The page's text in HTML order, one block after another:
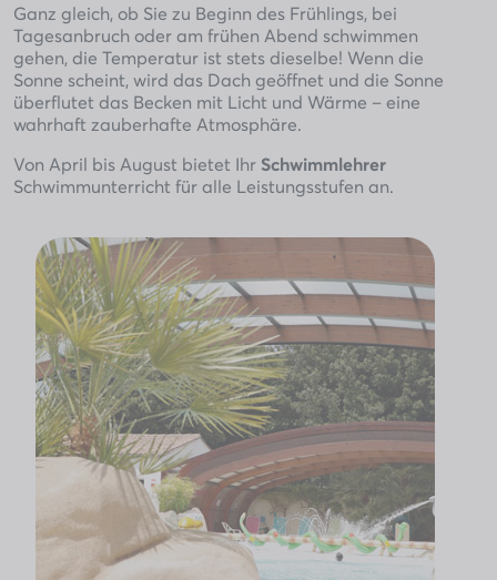
Ganz gleich, ob Sie zu Beginn des Frühlings, bei
Tagesanbruch oder am frühen Abend schwimmen
gehen, die Temperatur ist stets dieselbe! Wenn die
Sonne scheint, wird das Dach geöffnet und die Sonne
überflutet das Becken mit Licht und Wärme – eine
wahrhaft zauberhafte Atmosphäre.
Von April bis August bietet Ihr Schwimmlehrer
Schwimmunterricht für alle Leistungsstufen an.